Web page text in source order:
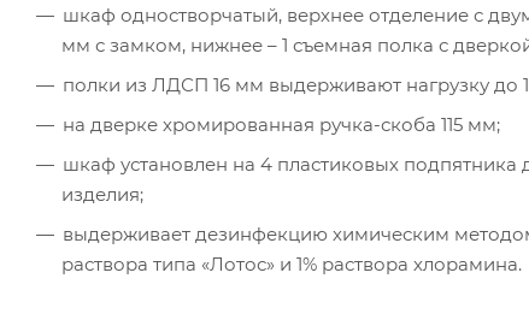
шкаф одностворчатый, верхнее отделение с
мм с замком, нижнее – 1 съемная полка с
полки из ЛДСП 16 мм выдерживают нагрузку до
на дверке хромированная ручка-скоба 115 мм;
шкаф установлен на 4 пластиковых
изделия;
выдерживает дезинфекцию химическим
раствора типа «Лотос» и 1% раствора хлорамина.